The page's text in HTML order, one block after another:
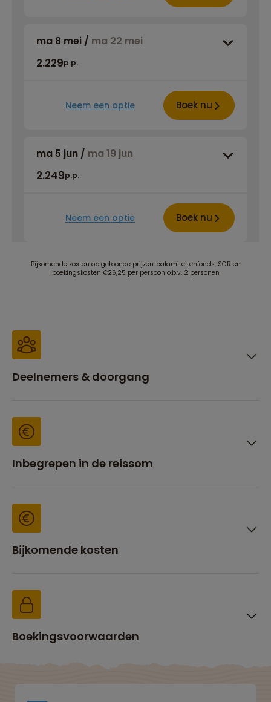
ma 8 mei / ma 22 mei
2.229p.p.
Neem een optie Boek nu
ma 5 jun / ma 19 jun
2.249p.p.
Neem een optie Boek nu
Bijkomende kosten op getoonde prijzen: calamiteitenfonds, SGR en
boekingskosten €26,25 per persoon o.b.v. 2 personen
Deelnemers & doorgang
Inbegrepen in de reissom
Bijkomende kosten
Boekingsvoorwaarden